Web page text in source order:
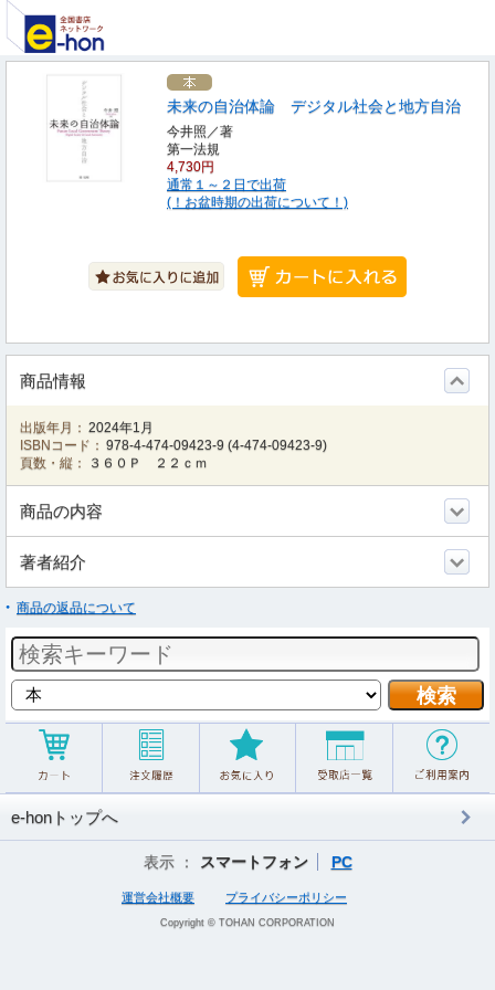
未来の自治体論 デジタル社会と地方自治
今井照／著
第一法規
4,730円
通常１～２日で出荷
(！お盆時期の出荷について！)
商品情報
出版年月： 2024年1月
ISBNコード： 978-4-474-09423-9 (4-474-09423-9)
頁数・縦：
３６０Ｐ ２２ｃｍ
商品の内容
著者紹介
商品の返品について
e-honトップへ
表示 ： スマートフォン PC
運営会社概要 プライバシーポリシー
Copyright © TOHAN CORPORATION